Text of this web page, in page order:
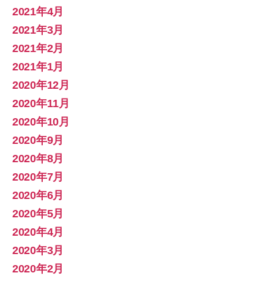
2021年4月
2021年3月
2021年2月
2021年1月
2020年12月
2020年11月
2020年10月
2020年9月
2020年8月
2020年7月
2020年6月
2020年5月
2020年4月
2020年3月
2020年2月